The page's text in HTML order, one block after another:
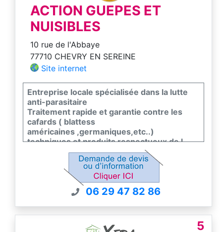
ACTION GUEPES ET
NUISIBLES
10 rue de l'Abbaye
77710 CHEVRY EN SEREINE
Site internet
Entreprise locale spécialisée dans la lutte
anti-parasitaire
Traitement rapide et garantie contre les
cafards ( blattess
américaines ,germaniques,etc..)
techniques et produits respectueux de l
environnement
7/7 secteur 77/91/45/89
06 29 47 82 86
5